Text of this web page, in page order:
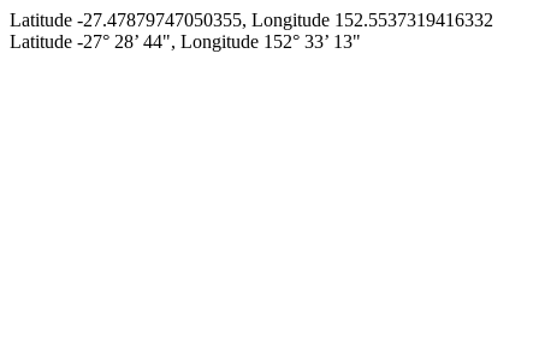
Latitude -27.47879747050355, Longitude 152.5537319416332
Latitude -27° 28’ 44", Longitude 152° 33’ 13"